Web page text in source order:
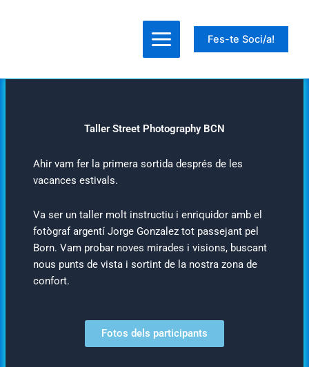
Fes-te Soci/a!
Taller Street Photography BCN
Ahir vam fer la primera sortida després de les
vacances estivals.
Va ser un taller molt instructiu i enriquidor amb el
fotògraf argentí Jorge Gonzalez tot passejant pel
Born. Vam probar noves mirades i visions, buscant
nous punts de vista i sortint de la nostra zona de
confort.
Fotos dels participants